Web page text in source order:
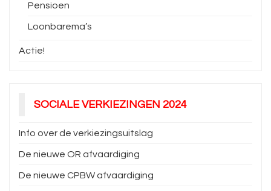
Pensioen
Loonbarema’s
Actie!
SOCIALE VERKIEZINGEN 2024
Info over de verkiezingsuitslag
De nieuwe OR afvaardiging
De nieuwe CPBW afvaardiging